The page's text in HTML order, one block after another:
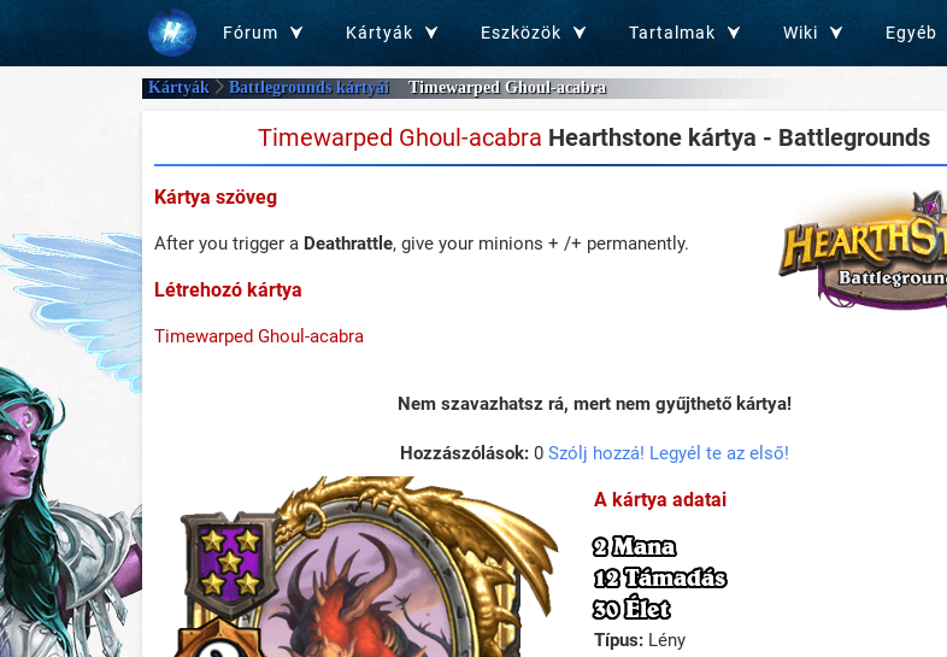
Fórum Kártyák Eszközök Tartalmak Wiki Egyéb
Kártyák Battlegrounds kártyái Timewarped Ghoul-acabra
Timewarped Ghoul-acabra Hearthstone kártya - Battlegrounds
Kártya szöveg
After you trigger a Deathrattle, give your minions + /+ permanently.
Létrehozó kártya
Timewarped Ghoul-acabra
Nem szavazhatsz rá, mert nem gyűjthető kártya!
Hozzászólások:0 Szólj hozzá! Legyél te az első!
A kártya adatai
2 Mana
12 Támadás
30 Élet
Típus: Lény